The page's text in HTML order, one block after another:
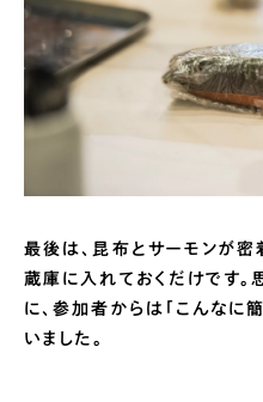
最後は、昆布とサーモンが密
蔵庫に入れておくだけです。
に、参加者からは「こんなに
いました。